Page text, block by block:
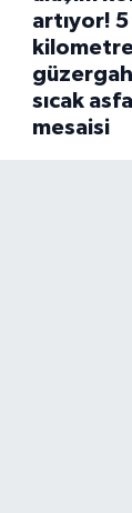
artıyor! 5
sıcak
mesaisi